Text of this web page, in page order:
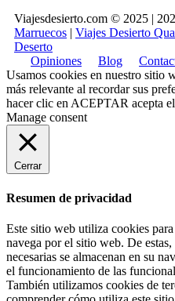
Viajesdesierto.com © 2025 |
Marruecos | Viajes Desierto
Deserto
Opiniones
Blog
Usamos cookies en nuestro sitio
más relevante al recordar sus
hacer clic en ACEPTAR acepta
Manage consent
Cerrar
Resumen de privacidad
Este sitio web utiliza cookies
navega por el sitio web. De
necesarias se almacenan en su
el funcionamiento de las
También utilizamos cookies de